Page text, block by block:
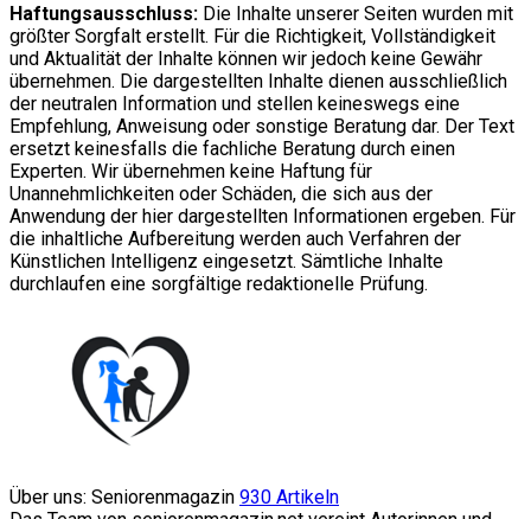
Haftungsausschluss: Die Inhalte unserer Seiten wurden mit
größter Sorgfalt erstellt. Für die Richtigkeit, Vollständigkeit
und Aktualität der Inhalte können wir jedoch keine Gewähr
übernehmen. Die dargestellten Inhalte dienen ausschließlich
der neutralen Information und stellen keineswegs eine
Empfehlung, Anweisung oder sonstige Beratung dar. Der Text
ersetzt keinesfalls die fachliche Beratung durch einen
Experten. Wir übernehmen keine Haftung für
Unannehmlichkeiten oder Schäden, die sich aus der
Anwendung der hier dargestellten Informationen ergeben. Für
die inhaltliche Aufbereitung werden auch Verfahren der
Künstlichen Intelligenz eingesetzt. Sämtliche Inhalte
durchlaufen eine sorgfältige redaktionelle Prüfung.
Über uns: Seniorenmagazin 930 Artikeln